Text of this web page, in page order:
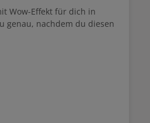
Wow-Effekt für dich in
genau, nachdem du diesen